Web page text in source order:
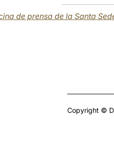
de prensa de la Santa
Copyright ©